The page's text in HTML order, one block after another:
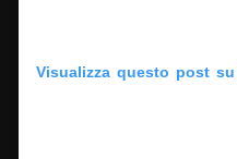
Visualizza questo post